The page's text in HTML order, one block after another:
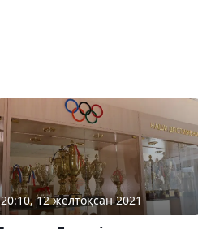
20:10, 12 желтоқсан 2021